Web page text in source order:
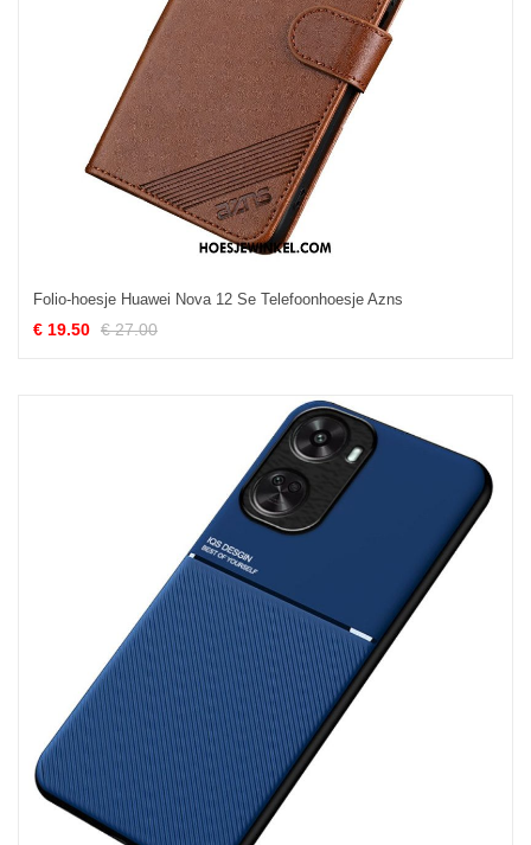
Folio-hoesje Huawei Nova 12 Se Telefoonhoesje Azns
€ 19.50 € 27.00